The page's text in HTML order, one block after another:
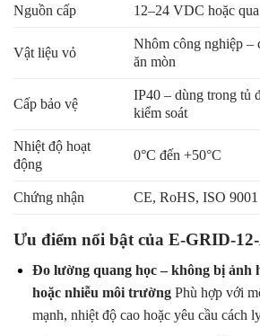
Nguồn cấp 12–24 VDC hoặc
Vật liệu vỏ
Nhôm công nghiệp –
ăn mòn
Cấp bảo vệ
IP40 – dùng trong tủ
kiểm soát
Nhiệt độ hoạt
động
0°C đến +50°C
Chứng nhận CE, RoHS, ISO 9001
Ưu điểm nổi bật của E-GRID-
Đo lường quang học – không bị ảnh
hoặc nhiễu môi trườngPhù hợp với
mạnh, nhiệt độ cao hoặc yêu cầu cách